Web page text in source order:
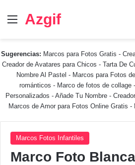
Menú
Azgif
Sugerencias: Marcos para Fotos Gratis -
Creador de Avatares para Chicos - Tarta De
Nombre Al Pastel - Marcos para Fotos
románticos - Marco de fotos de collage -
Personalizados - Añade Tu Nombre -
Marcos de Amor para Fotos Online Gratis -
Marcos Fotos Infantiles
Marco Foto